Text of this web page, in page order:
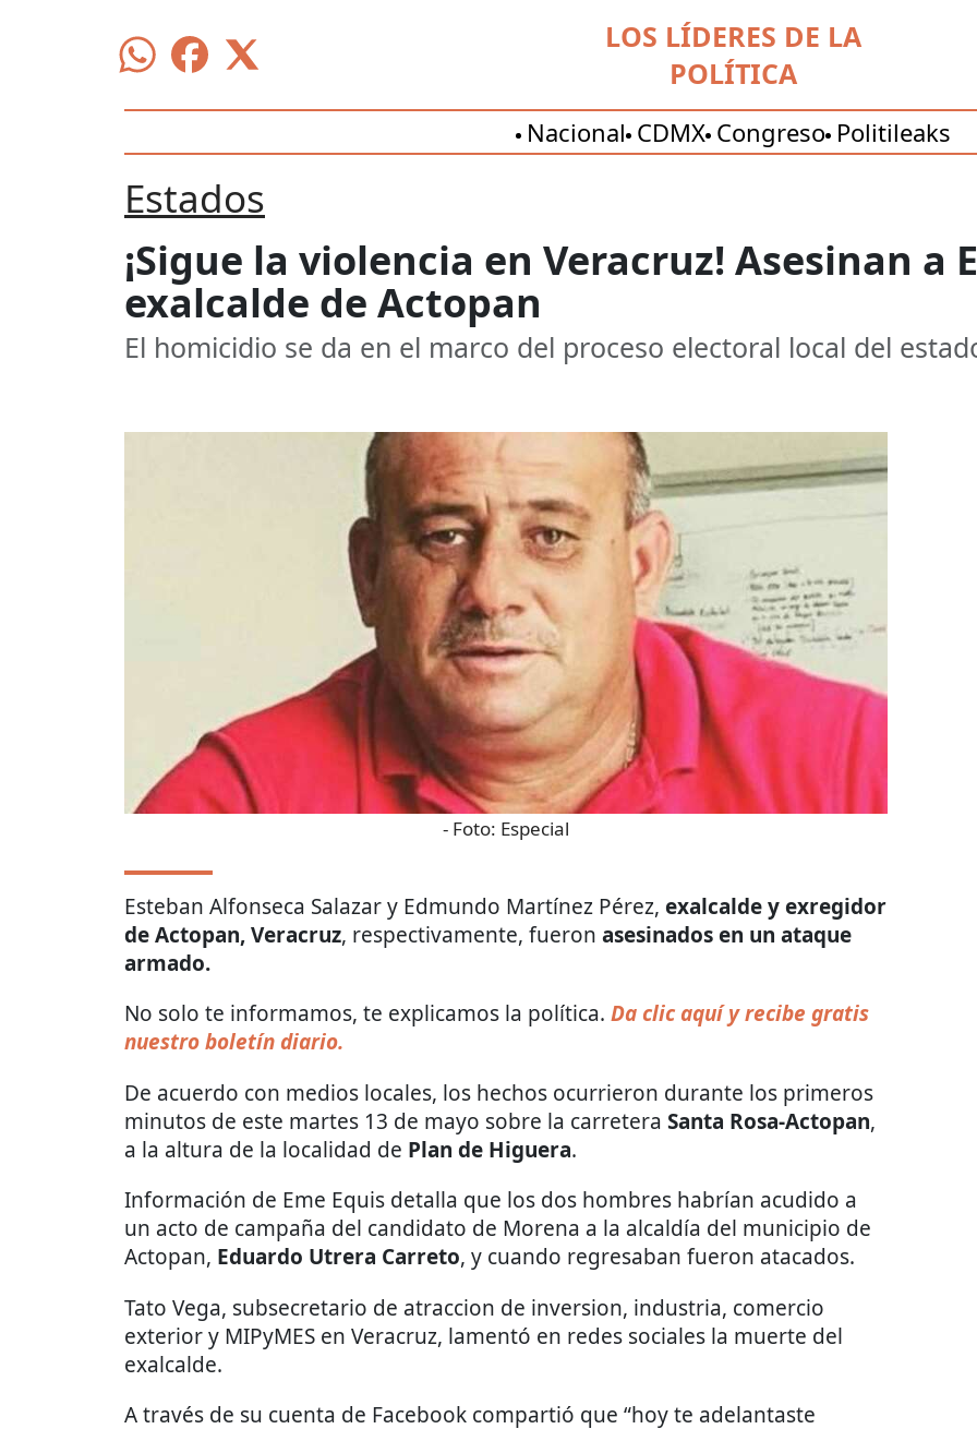
LOS LÍDERES DE LA
POLÍTICA
Nacional CDMX Congreso Politileaks
Estados
¡Sigue la violencia en Veracruz! Asesinan a
exalcalde de Actopan
El homicidio se da en el marco del proceso electoral local del
- Foto: Especial
Esteban Alfonseca Salazar y Edmundo Martínez Pérez, exalcalde y exregidor
de Actopan, Veracruz, respectivamente, fueron asesinados en un ataque
armado.
No solo te informamos, te explicamos la política. Da clic aquí y recibe gratis
nuestro boletín diario.
De acuerdo con medios locales, los hechos ocurrieron durante los primeros
minutos de este martes 13 de mayo sobre la carretera Santa Rosa-Actopan,
a la altura de la localidad de Plan de Higuera.
Información de Eme Equis detalla que los dos hombres habrían acudido a
un acto de campaña del candidato de Morena a la alcaldía del municipio de
Actopan, Eduardo Utrera Carreto, y cuando regresaban fueron atacados.
Tato Vega, subsecretario de atraccion de inversion, industria, comercio
exterior y MIPyMES en Veracruz, lamentó en redes sociales la muerte del
exalcalde.
A través de su cuenta de Facebook compartió que “hoy te adelantaste